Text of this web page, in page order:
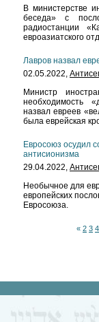
В министерстве
беседа» с
радиостанции
евроазиатского
Лавров назвал
02.05.2022,
Министр
необходимость
назвал евреев
была еврейская
Евросоюз осудил
антисионизма
29.04.2022,
Необычное для
европейских
Евросоюза.
« 2 3 4